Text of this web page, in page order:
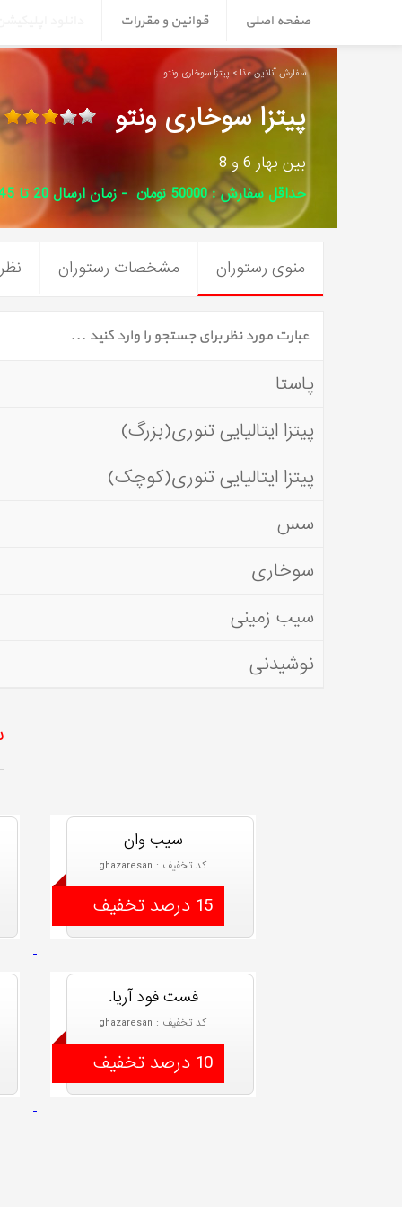
صفحه اصلی قوانین و مقررات
سفارش آنلاین غذا > پیتزا سوخاری ونتو
پیتزا سوخاری ونتو
بین بهار 6 و 8
حداقل سفارش : 50000 تومان - زمان ارسال 20 تا 45 دقیقه
منوی رستوران مشخصات رستوران
پاستا
پیتزا ایتالیایی تنوری(بزرگ)
پیتزا ایتالیایی تنوری(کوچک)
سس
سوخاری
سیب زمینی
نوشیدنی
سیب وان
کد تخفیف : ghazaresan
15 درصد تخفیف
فست فود آریا.
کد تخفیف : ghazaresan
10 درصد تخفیف